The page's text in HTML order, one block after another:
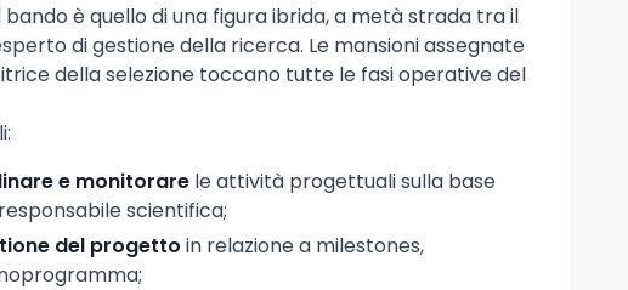
è quello di una figura ibrida, a metà strada tra il
di gestione della ricerca. Le mansioni assegnate
della selezione toccano tutte le fasi operative del
e monitorare le attività progettuali sulla base
scientifica;
del progetto in relazione a milestones,